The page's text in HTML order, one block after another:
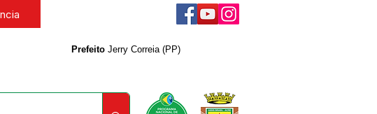
Prefeito Jerry Correia (PP)